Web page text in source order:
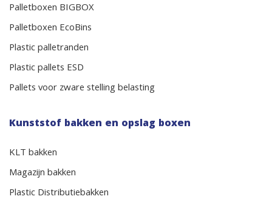
Palletboxen BIGBOX
Palletboxen EcoBins
Plastic palletranden
Plastic pallets ESD
Pallets voor zware stelling belasting
Kunststof bakken en opslag boxen
KLT bakken
Magazijn bakken
Plastic Distributiebakken